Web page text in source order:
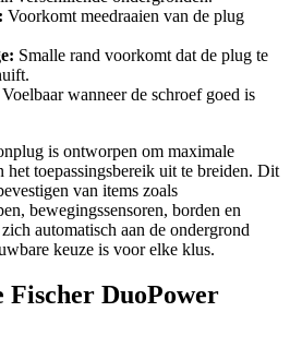
Voorkomt meedraaien van de plug
Smalle rand voorkomt dat de plug te
Voelbaar wanneer de schroef goed is
is ontworpen om maximale
het toepassingsbereik uit te breiden. Dit
van items zoals
bewegingssensoren, borden en
automatisch aan de ondergrond
keuze is voor elke klus.
Fischer DuoPower